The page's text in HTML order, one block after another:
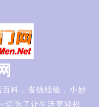
科，省钱经验，小妙
切为了让生活更轻松